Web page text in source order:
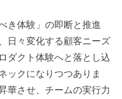
き体験」の即断と推進
日々変化する顧客ニーズ
ダクト体験へと落とし込
ックになりつつありま
華させ、チームの実行力